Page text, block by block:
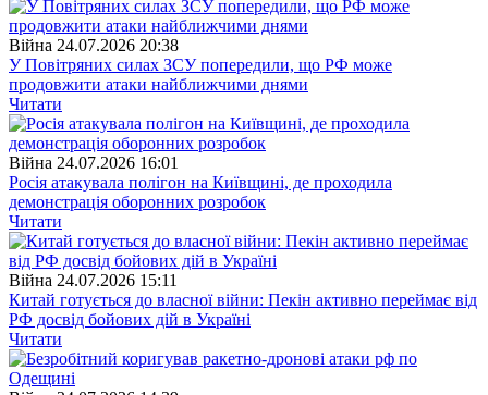
Війна 24.07.2026 20:38
У Повітряних силах ЗСУ попередили, що РФ може
продовжити атаки найближчими днями
Читати
Війна 24.07.2026 16:01
Росія атакувала полігон на Київщині, де проходила
демонстрація оборонних розробок
Читати
Війна 24.07.2026 15:11
Китай готується до власної війни: Пекін активно переймає від
РФ досвід бойових дій в Україні
Читати